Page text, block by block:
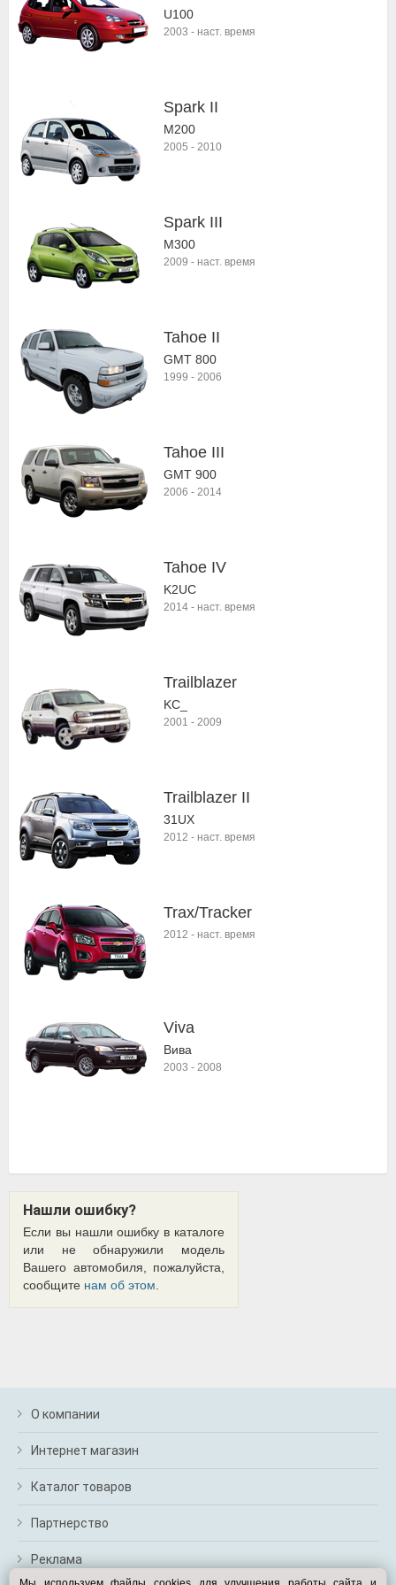
U100
2003 - наст. время
Spark II
M200
2005 - 2010
Spark III
M300
2009 - наст. время
Tahoe II
GMT 800
1999 - 2006
Tahoe III
GMT 900
2006 - 2014
Tahoe IV
K2UC
2014 - наст. время
Trailblazer
KC_
2001 - 2009
Trailblazer II
31UX
2012 - наст. время
Trax/Tracker
2012 - наст. время
Viva
Вива
2003 - 2008
Нашли ошибку?
Если вы нашли ошибку в каталоге
или не обнаружили модель
Вашего автомобиля, пожалуйста,
сообщите нам об этом
О компании
Интернет магазин
Каталог товаров
Партнерство
Реклама